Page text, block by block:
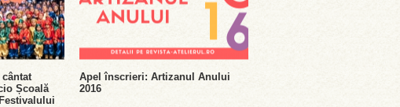
cântat
Școală
Apel înscrieri: Artizanul Anului
2016